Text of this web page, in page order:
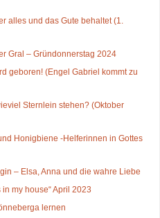
alles und das Gute behaltet (1.
Gral – Gründonnerstag 2024
geboren! (Engel Gabriel kommt zu
Sternlein stehen? (Oktober
Honigbiene -Helferinnen in Gottes
– Elsa, Anna und die wahre Liebe
my house“ April 2023
lernen